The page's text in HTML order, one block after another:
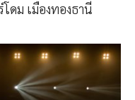
ดม เมืองทองธานี